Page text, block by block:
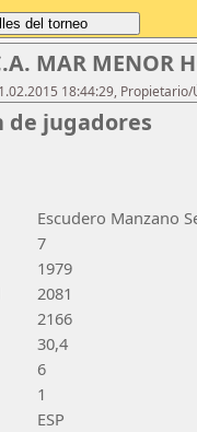
MAR MENOR
18:44:29,
jugadores
Escudero Manzano
7
1979
2081
2166
30,4
6
1
ESP